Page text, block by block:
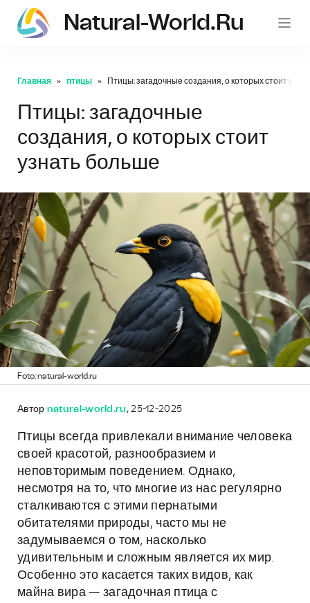
Natural-World.ru
Главная птицы Птицы: загадочные создания, о которых стоит
Птицы: загадочные
создания, о которых стоит
узнать больше
Foto: natural-world.ru
Автор natural-world.ru , 25-12-2025
Птицы всегда привлекали внимание человека
своей красотой, разнообразием и
неповторимым поведением. Однако,
несмотря на то, что многие из нас регулярно
сталкиваются с этими пернатыми
обитателями природы, часто мы не
задумываемся о том, насколько
удивительным и сложным является их мир.
Особенно это касается таких видов, как
майна вира — загадочная птица с